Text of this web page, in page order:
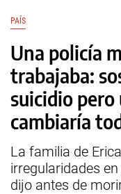
PAÍS
Una policía
trabajaba:
suicidio
cambiaría
La familia de
irregularidades
dijo antes de